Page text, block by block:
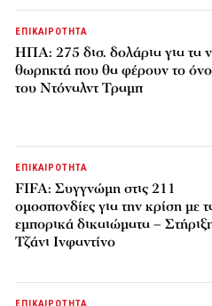
ΕΠΙΚΑΙΡΟΤΗΤΑ
ΗΠΑ: 275 δισ. δολάρια για τα
θωρηκτά που θα φέρουν το
του Ντόναλντ Τραμπ
ΕΠΙΚΑΙΡΟΤΗΤΑ
FIFA: Συγγνώμη στις 211
ομοσπονδίες για την κρίση με
εμπορικά δικαιώματα –
Τζάνι Ινφαντίνο